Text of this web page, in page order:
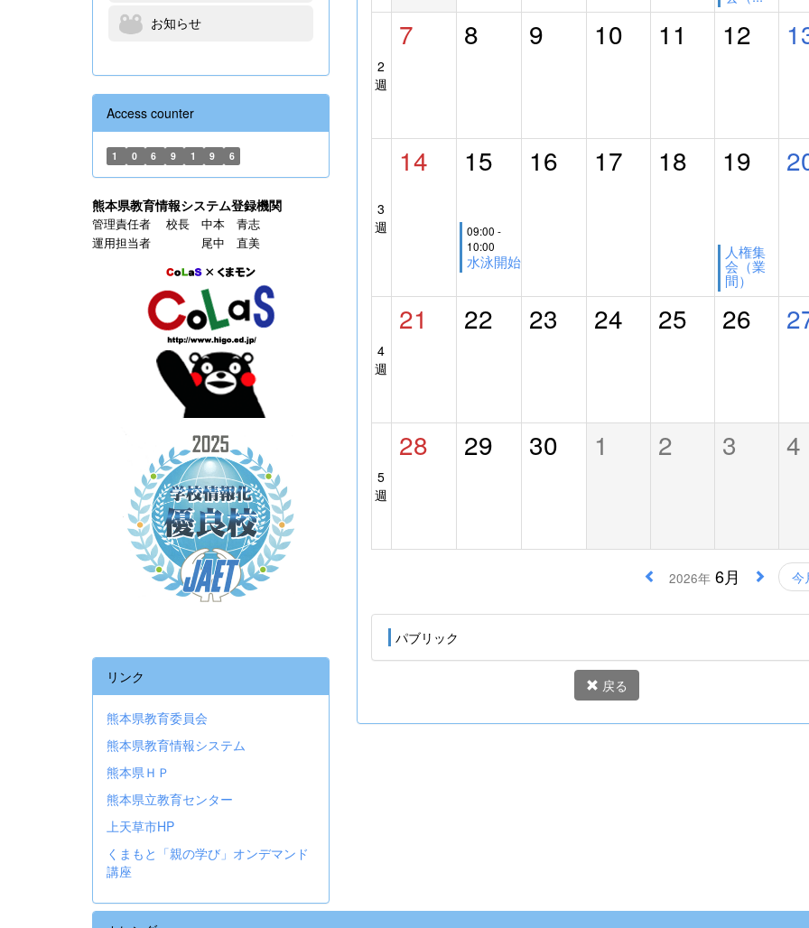
2
週
7 8 9 10 11 12
3
週
14 15
09:00 -
10:00
水泳開始
16 17 18 19
人権集
会（業
間）
4
週
21 22 23 24 25 26
5
週
28 29 30 1 2 3 4
2026年6月 今
パブリック
戻る
お知らせ
Access counter
1 0 6 9 1 9 6
熊本県教育情報システム登録機関
管理責任者 校長 中本 青志
運用担当者 尾中 直美
リンク
熊本県教育委員会
熊本県教育情報システム
熊本県ＨＰ
熊本県立教育センター
上天草市HP
くまもと「親の学び」オンデマンド
講座